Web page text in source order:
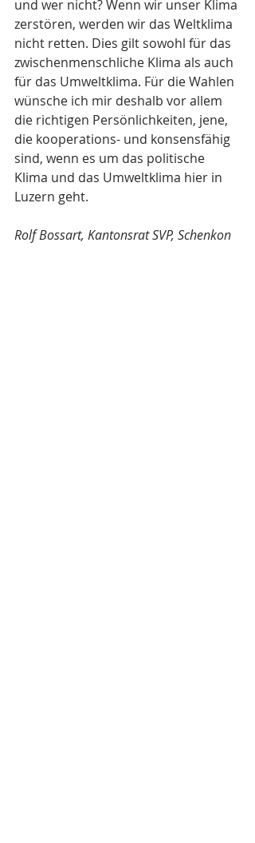
und wer nicht? Wenn wir unser Klima
zerstören, werden wir das Weltklima
nicht retten. Dies gilt sowohl für das
zwischenmenschliche Klima als auch
für das Umweltklima. Für die Wahlen
wünsche ich mir deshalb vor allem
die richtigen Persönlichkeiten, jene,
die kooperations- und konsensfähig
sind, wenn es um das politische
Klima und das Umweltklima hier in
Luzern geht.
Rolf Bossart, Kantonsrat SVP, Schenkon